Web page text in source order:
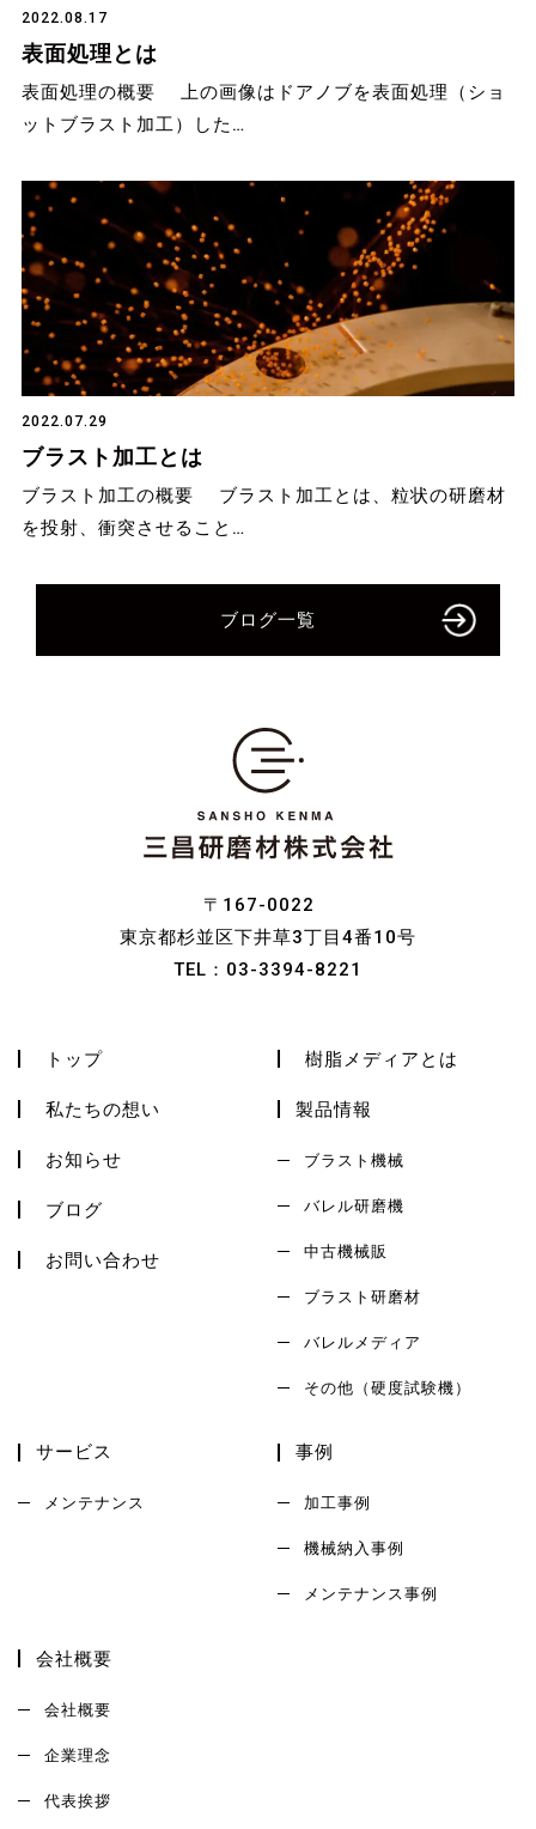
2022.08.17
表面処理とは
表面処理の概要 上の画像はドアノブを表面処理（ショ
ットブラスト加工）した…
2022.07.29
ブラスト加工とは
ブラスト加工の概要 ブラスト加工とは、粒状の研磨材
を投射、衝突させること…
ブログ一覧
〒167-0022
東京都杉並区下井草3丁目4番10号
TEL： 03-3394-8221
トップ
私たちの想い
お知らせ
ブログ
お問い合わせ
樹脂メディアとは
製品情報
ブラスト機械
バレル研磨機
中古機械販
ブラスト研磨材
バレルメディア
その他（硬度試験機）
サービス
メンテナンス
事例
加工事例
機械納入事例
メンテナンス事例
会社概要
会社概要
企業理念
代表挨拶